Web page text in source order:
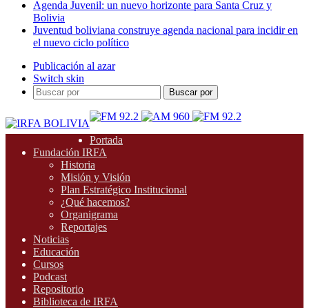
Agenda Juvenil: un nuevo horizonte para Santa Cruz y
Bolivia
Juventud boliviana construye agenda nacional para incidir en
el nuevo ciclo político
Publicación al azar
Switch skin
Buscar por
Portada
Fundación IRFA
Historia
Misión y Visión
Plan Estratégico Institucional
¿Qué hacemos?
Organigrama
Reportajes
Noticias
Educación
Cursos
Podcast
Repositorio
Biblioteca de IRFA